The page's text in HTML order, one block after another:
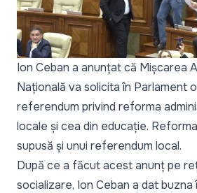
Ion Ceban a anunțat că Mișcarea
Națională va solicita în Parlament
referendum privind reforma
locale și cea din educație.
supusă și unui referendum local.
După ce a făcut acest anunț pe
socializare, Ion Ceban a dat buzna